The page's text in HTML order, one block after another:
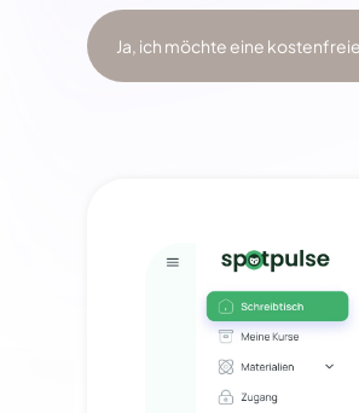
Ja, ich möchte eine